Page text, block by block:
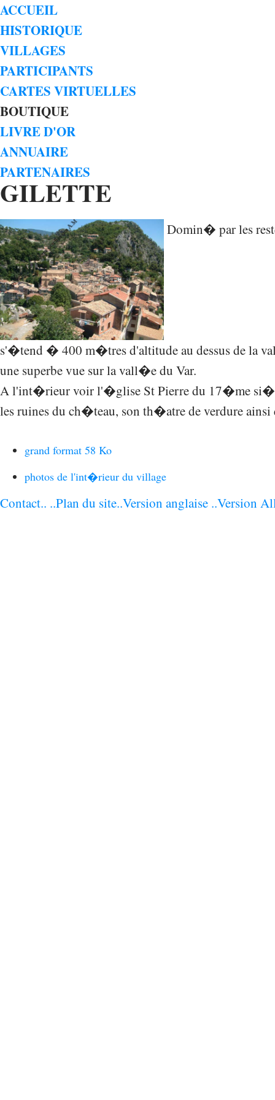
ACCUEIL
HISTORIQUE
VILLAGES
PARTICIPANTS
CARTES VIRTUELLES
BOUTIQUE
LIVRE D'OR
ANNUAIRE
PARTENAIRES
GILETTE
Domin� par les
s'�tend � 400 m�tres d'altitude au dessus de la
une superbe vue sur la vall�e du Var.
A l'int�rieur voir l'�glise St Pierre du 17�me
les ruines du ch�teau, son th�atre de verdure ainsi
grand format 58 Ko
photos de l'int�rieur du village
Contact.. ..Plan du site..Version anglaise ..Version